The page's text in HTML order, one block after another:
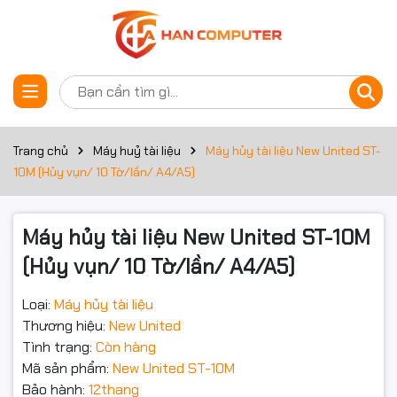
Trang chủ Máy huỷ tài liệu
Máy hủy tài liệu New United ST-
10M (Hủy vụn/ 10 Tờ/lần/ A4/A5)
Máy hủy tài liệu New United ST-10M
(Hủy vụn/ 10 Tờ/lần/ A4/A5)
Loại: Máy hủy tài liệu
Thương hiệu: New United
Tình trạng: Còn hàng
Mã sản phẩm: New United ST-10M
Bảo hành: 12thang
Thông số kỹ thuật
Kiểu hủy Hủy vụn
Công suất
10 tờ
Độ ồn 60dB
Khả năng
hủy
Thẻ tín dụng/Staples
Thùng chứa Dung tích bình chứa (Gal/L): 25.6L
Kích thước
hủy
2*12 mm
Đặt trước sản phẩm